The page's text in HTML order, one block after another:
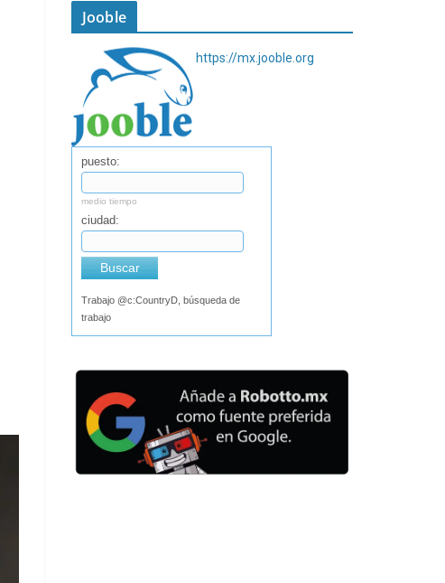
Jooble
https://mx.jooble.org
puesto:
medio tiempo
ciudad:
Buscar
Trabajo @c:CountryD, búsqueda de
trabajo